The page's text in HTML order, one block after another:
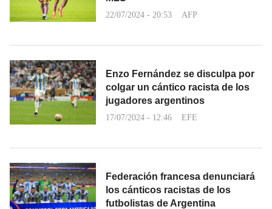
22/07/2024 - 20:53 AFP
Enzo Fernández se disculpa por
colgar un cántico racista de los
jugadores argentinos
17/07/2024 - 12:46 EFE
Federación francesa denunciará
los cánticos racistas de los
futbolistas de Argentina